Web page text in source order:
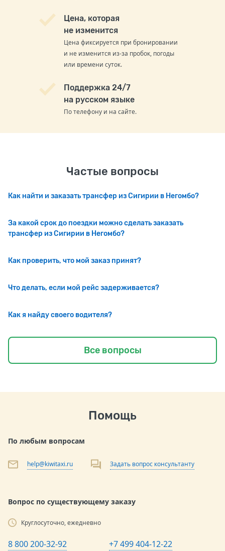
Цена, которая
не изменится
Цена фиксируется при бронировании
и не изменится из-за пробок, погоды
или времени суток.
Поддержка 24/7
на русском языке
По телефону и на сайте.
Частые вопросы
Как найти и заказать трансфер из Сигирии в Негомбо?
За какой срок до поездки можно сделать заказать
трансфер из Сигирии в Негомбо?
Как проверить, что мой заказ принят?
Что делать, если мой рейс задерживается?
Как я найду своего водителя?
Все вопросы
Помощь
По любым вопросам
help@kiwitaxi.ru Задать вопрос консультанту
Вопрос по существующему заказу
Круглосуточно, ежедневно
8 800 200-32-92 +7 499 404-12-22